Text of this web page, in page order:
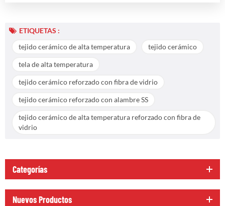
ETIQUETAS :
tejido cerámico de alta temperatura
tejido cerámico
tela de alta temperatura
tejido cerámico reforzado con fibra de vidrio
tejido cerámico reforzado con alambre SS
tejido cerámico de alta temperatura reforzado con fibra de
vidrio
Categorías
Nuevos Productos